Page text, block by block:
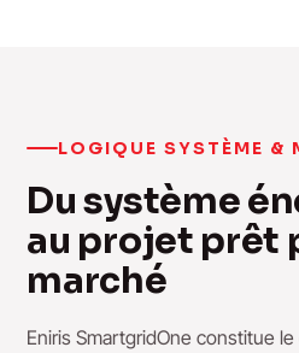
LOGIQUE SYSTÈME &
Du système
au projet prêt
marché
Eniris SmartgridOne constitue